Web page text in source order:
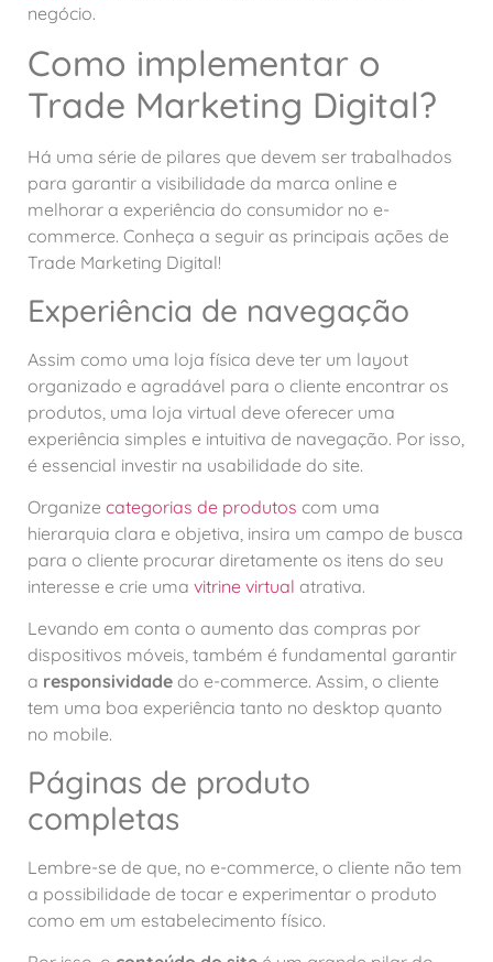
negócio.
Como implementar o
Trade Marketing Digital?
Há uma série de pilares que devem ser trabalhados
para garantir a visibilidade da marca online e
melhorar a experiência do consumidor no e-
commerce. Conheça a seguir as principais ações de
Trade Marketing Digital!
Experiência de navegação
Assim como uma loja física deve ter um layout
organizado e agradável para o cliente encontrar os
produtos, uma loja virtual deve oferecer uma
experiência simples e intuitiva de navegação. Por isso,
é essencial investir na usabilidade do site.
Organize categorias de produtos com uma
hierarquia clara e objetiva, insira um campo de busca
para o cliente procurar diretamente os itens do seu
interesse e crie uma vitrine virtual atrativa.
Levando em conta o aumento das compras por
dispositivos móveis, também é fundamental garantir
a responsividade do e-commerce. Assim, o cliente
tem uma boa experiência tanto no desktop quanto
no mobile.
Páginas de produto
completas
Lembre-se de que, no e-commerce, o cliente não tem
a possibilidade de tocar e experimentar o produto
como em um estabelecimento físico.